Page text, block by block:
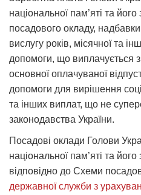
національної пам’яті та
посадового окладу,
вислугу років, місячної та
допомоги, що виплачується
основної оплачуваної
допомоги для вирішення
та інших виплат, що не
законодавства України.
Посадові оклади Голови
національної пам’яті та його
відповідно до Схеми
державної служби з